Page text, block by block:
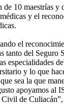
de 10 maestrías y
y el
el
tanto del
especialidades
y lo que
sea la que
apoyamos al
de